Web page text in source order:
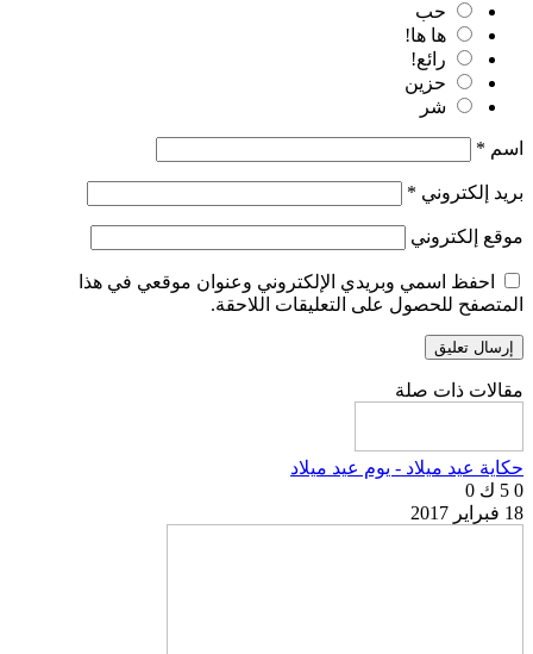
حب
ها ها!
رائع!
حزين
شر
اسم *
بريد إلكتروني *
موقع إلكتروني
احفظ اسمي وبريدي الإلكتروني وعنوان موقعي في هذا
المتصفح للحصول على التعليقات اللاحقة.
مقالات ذات صلة
حكاية عيد ميلاد - يوم عيد ميلاد
0 5 ك
0
18 فبراير 2017